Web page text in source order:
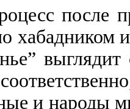
после
хабадником
и народы